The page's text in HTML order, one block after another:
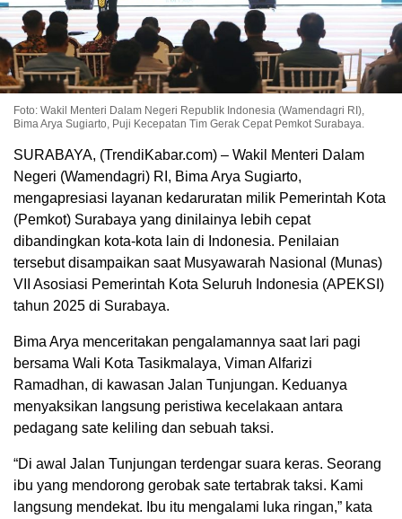
Foto: Wakil Menteri Dalam Negeri Republik Indonesia (Wamendagri RI),
Bima Arya Sugiarto, Puji Kecepatan Tim Gerak Cepat Pemkot Surabaya.
SURABAYA, (TrendiKabar.com) – Wakil Menteri Dalam
Negeri (Wamendagri) RI, Bima Arya Sugiarto,
mengapresiasi layanan kedaruratan milik Pemerintah Kota
(Pemkot) Surabaya yang dinilainya lebih cepat
dibandingkan kota-kota lain di Indonesia. Penilaian
tersebut disampaikan saat Musyawarah Nasional (Munas)
VII Asosiasi Pemerintah Kota Seluruh Indonesia (APEKSI)
tahun 2025 di Surabaya.
Bima Arya menceritakan pengalamannya saat lari pagi
bersama Wali Kota Tasikmalaya, Viman Alfarizi
Ramadhan, di kawasan Jalan Tunjungan. Keduanya
menyaksikan langsung peristiwa kecelakaan antara
pedagang sate keliling dan sebuah taksi.
“Di awal Jalan Tunjungan terdengar suara keras. Seorang
ibu yang mendorong gerobak sate tertabrak taksi. Kami
langsung mendekat. Ibu itu mengalami luka ringan,” kata